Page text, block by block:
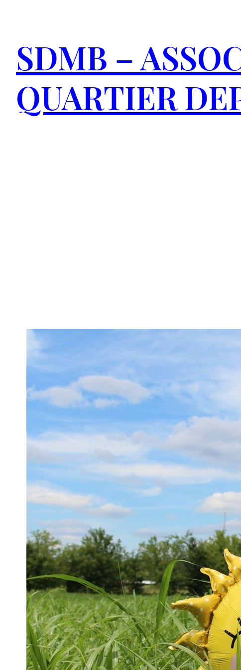
contenu
SDMB –
QUARTIER